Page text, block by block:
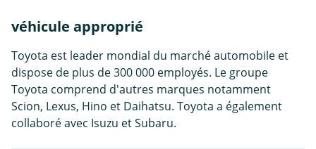
véhicule approprié
Toyota est leader mondial du marché automobile et
dispose de plus de 300 000 employés. Le groupe
Toyota comprend d'autres marques notamment
Scion, Lexus, Hino et Daihatsu. Toyota a également
collaboré avec Isuzu et Subaru.